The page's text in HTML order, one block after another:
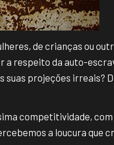
de crianças ou
a respeito da auto-
suas projeções irreais?
competitividade,
a loucura que